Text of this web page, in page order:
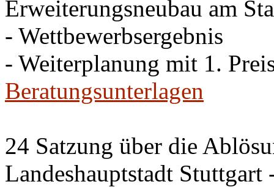
Erweiterungsneubau am
- Wettbewerbsergebnis
- Weiterplanung mit 1.
Beratungsunterlagen
24 Satzung über die
Landeshauptstadt